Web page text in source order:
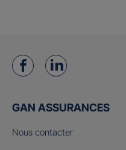
GAN ASSURANCES
Nous contacter